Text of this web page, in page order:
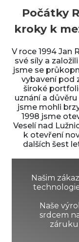
Počátky
kroky k
V roce 1994 Jan
své síly a
jsme se
vybavení pod
široké
uznání a
jsme mohli
1998 jsme
Veselí nad
k otevření
dalších šest
Našim
Naše
srdcem